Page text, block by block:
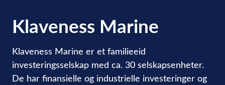
Klaveness Marine
Klaveness Marine er et familieeid
investeringsselskap med ca. 30 selskapsenheter.
De har finansielle og industrielle investeringer og